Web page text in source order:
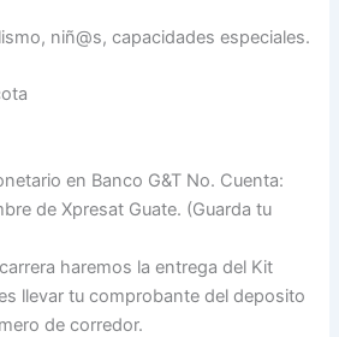
niñ@s, capacidades especiales.
en Banco G&T No. Cuenta:
de Xpresat Guate. (Guarda tu
haremos la entrega del Kit
llevar tu comprobante del deposito
de corredor.